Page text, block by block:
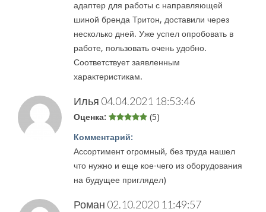
адаптер для работы с направляющей
шиной бренда Тритон, доставили через
несколько дней. Уже успел опробовать в
работе, пользовать очень удобно.
Соответствует заявленным
характеристикам.
Илья 04.04.2021 18:53:46
Оценка: (5)
Комментарий:
Ассортимент огромный, без труда нашел
что нужно и еще кое-чего из оборудования
на будущее приглядел)
Роман 02.10.2020 11:49:57